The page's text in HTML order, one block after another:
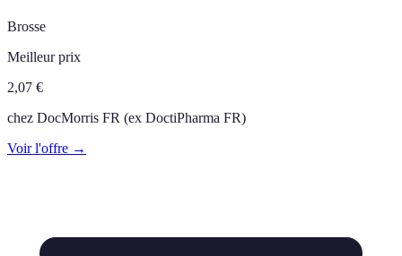
Brosse
Meilleur prix
2,07 €
chez DocMorris FR (ex DoctiPharma FR)
Voir l'offre →